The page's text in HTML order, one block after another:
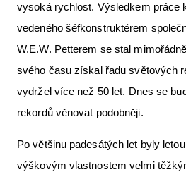
vysoká rychlost. Výsledkem práce
vedeného šéfkonstruktérem
W.E.W. Petterem se stal
svého času získal řadu světových
vydržel více než 50 let. Dnes se
rekordů věnovat podobněji.
Po většinu padesátých let byly
výškovým vlastnostem velmi